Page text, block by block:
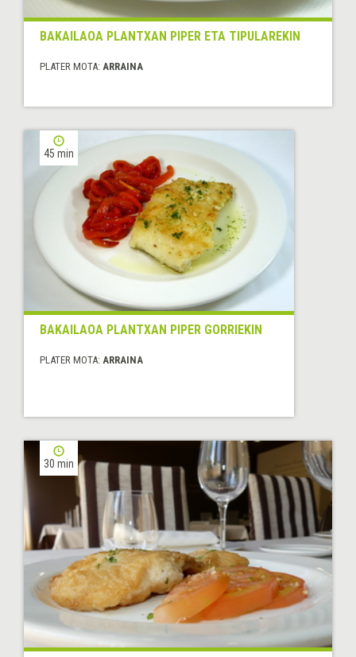
BAKAILAOA PLANTXAN PIPER ETA TIPULAREKIN
PLATER MOTA: ARRAINA
45 min
BAKAILAOA PLANTXAN PIPER GORRIEKIN
PLATER MOTA: ARRAINA
30 min